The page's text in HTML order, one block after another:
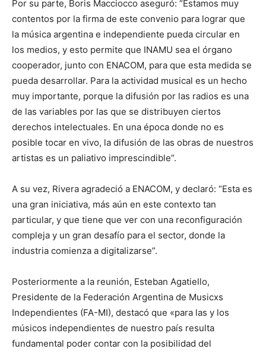
Por su parte, Boris Macciocco aseguró: “Estamos muy
contentos por la firma de este convenio para lograr que
la música argentina e independiente pueda circular en
los medios, y esto permite que INAMU sea el órgano
cooperador, junto con ENACOM, para que esta medida se
pueda desarrollar. Para la actividad musical es un hecho
muy importante, porque la difusión por las radios es una
de las variables por las que se distribuyen ciertos
derechos intelectuales. En una época donde no es
posible tocar en vivo, la difusión de las obras de nuestros
artistas es un paliativo imprescindible”.
A su vez, Rivera agradeció a ENACOM, y declaró: “Esta es
una gran iniciativa, más aún en este contexto tan
particular, y que tiene que ver con una reconfiguración
compleja y un gran desafío para el sector, donde la
industria comienza a digitalizarse”.
Posteriormente a la reunión, Esteban Agatiello,
Presidente de la Federación Argentina de Musicxs
Independientes (FA-MI), destacó que «para las y los
músicos independientes de nuestro país resulta
fundamental poder contar con la posibilidad del